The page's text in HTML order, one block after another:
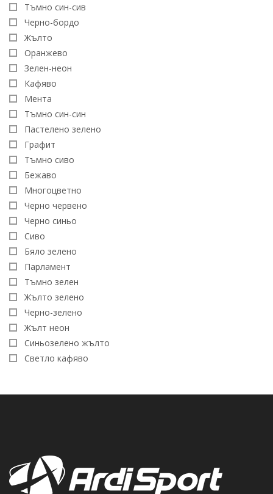
Тъмно син-сив
Черно-бордо
Жълто
Оранжево
Зелен-неон
Кафяво
Мента
Тъмно син-син
Пастелено зелено
Графит
Тъмно сиво
Бежаво
Многоцветно
Черно червено
Черно синьо
Сиво
Бяло зелено
Парламент
Тъмно зелен
Жълто зелено
Черно-зелено
Жълт неон
Синьозелено жълто
Светло кафяво